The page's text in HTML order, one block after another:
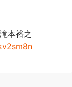
本裕之